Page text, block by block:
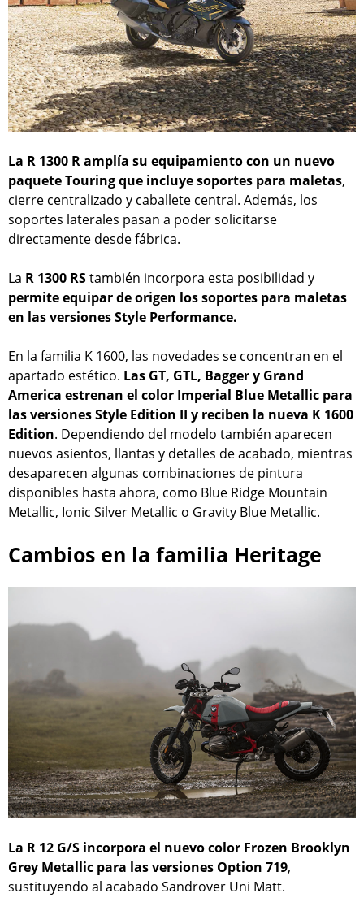
La R 1300 R amplía su equipamiento con un nuevo
paquete Touring que incluye soportes para maletas,
cierre centralizado y caballete central. Además, los
soportes laterales pasan a poder solicitarse
directamente desde fábrica.
La R 1300 RStambién incorpora esta posibilidad y
permite equipar de origen los soportes para maletas
en las versiones Style Performance.
En la familia K 1600, las novedades se concentran en el
apartado estético. Las GT, GTL, Bagger y Grand
America estrenan el color Imperial Blue Metallic para
las versiones Style Edition II y reciben la nueva K 1600
Edition. Dependiendo del modelo también aparecen
nuevos asientos, llantas y detalles de acabado, mientras
desaparecen algunas combinaciones de pintura
disponibles hasta ahora, como Blue Ridge Mountain
Metallic, Ionic Silver Metallic o Gravity Blue Metallic.
Cambios en la familia Heritage
La R 12 G/S incorpora el nuevo color Frozen Brooklyn
Grey Metallic para las versiones Option 719,
sustituyendo al acabado Sandrover Uni Matt.